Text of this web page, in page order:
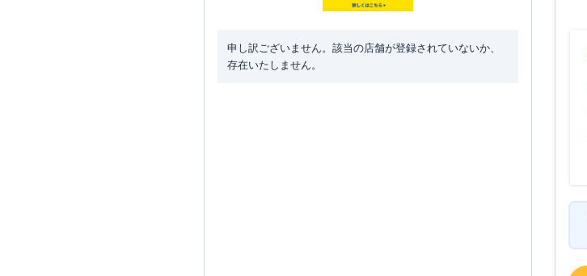
申し訳ございません。該当の店舗が登録されていないか、
存在いたしません。